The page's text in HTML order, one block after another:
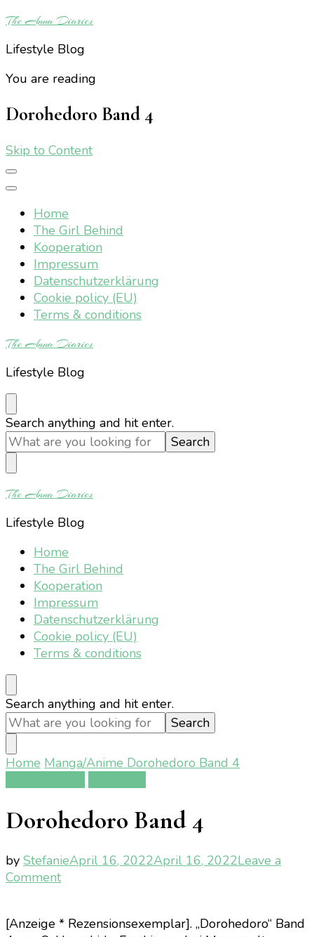
The Anna Diaries
Lifestyle Blog
You are reading
Dorohedoro Band 4
Skip to Content
Home
The Girl Behind
Kooperation
Impressum
Datenschutzerklärung
Cookie policy (EU)
Terms & conditions
The Anna Diaries
Lifestyle Blog
Looking
for
Something?
Search anything and hit enter.
The Anna Diaries
Lifestyle Blog
Home
The Girl Behind
Kooperation
Impressum
Datenschutzerklärung
Cookie policy (EU)
Terms & conditions
Looking
for
Something?
Search anything and hit enter.
Home Manga/Anime Dorohedoro Band 4
Dorohedoro Band 4
by StefanieApril 16, 2022April 16, 2022Leave a
Commenton
4
[Anzeige * Rezensionsexemplar]. „Dorohedoro“ Band